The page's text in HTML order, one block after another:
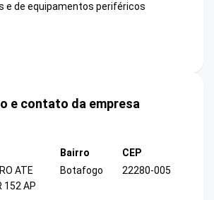
e de equipamentos periféricos
e contato da empresa
ATE
152 AP
Bairro
Botafogo
CEP
22280-005